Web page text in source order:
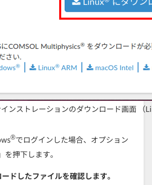
ンストレーションのダウンロード画面 （
®でログインした場合、オプション
」を押下します。
ードしたファイルを確認します。